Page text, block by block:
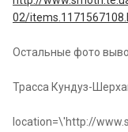
02/
Остальные фото
Трасса Кундуз-
location=\'http://